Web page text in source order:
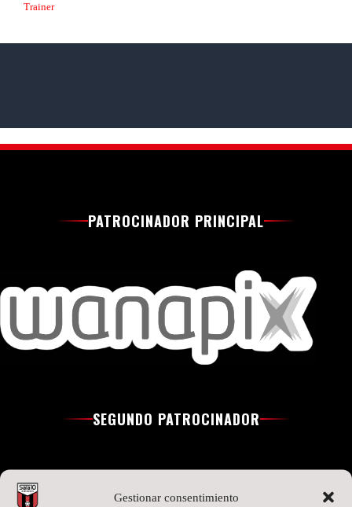
Gestionar consentimiento
Trainer
PATROCINADOR PRINCIPAL
SEGUNDO PATROCINADOR